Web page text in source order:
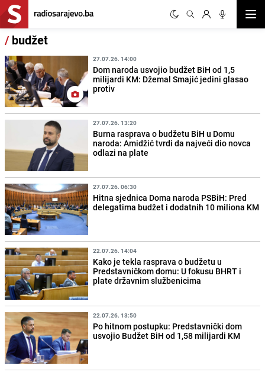
/ budžet
27.07.26. 14:00
Dom naroda usvojio budžet BiH od 1,5
milijardi KM: Džemal Smajić jedini glasao
protiv
27.07.26. 13:20
Burna rasprava o budžetu BiH u Domu
naroda: Amidžić tvrdi da najveći dio novca
odlazi na plate
27.07.26. 06:30
Hitna sjednica Doma naroda PSBiH: Pred
delegatima budžet i dodatnih 10 miliona KM
22.07.26. 14:04
Kako je tekla rasprava o budžetu u
Predstavničkom domu: U fokusu BHRT i
plate državnim službenicima
22.07.26. 13:50
Po hitnom postupku: Predstavnički dom
usvojio Budžet BiH od 1,58 milijardi KM